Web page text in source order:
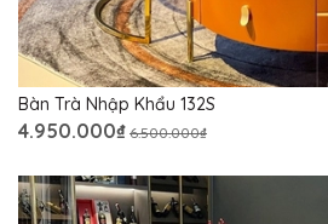
Bàn Trà Nhập Khẩu 132S
4.950.000₫ 6.500.000₫